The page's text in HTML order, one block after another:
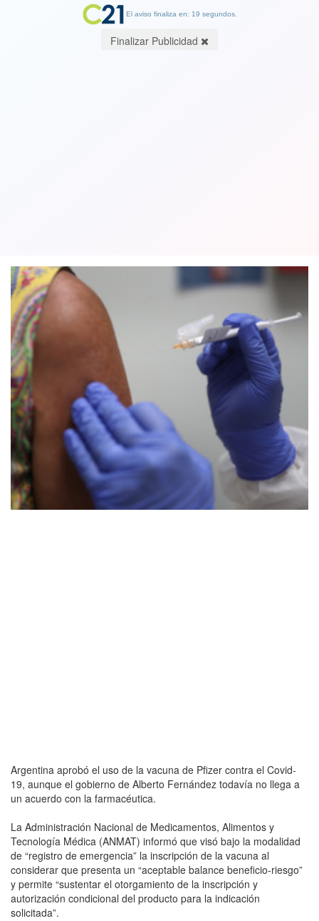
Argentina aprobó el uso de la vacuna de Pfizer contra el Covid-
19, aunque el gobierno de Alberto Fernández todavía no llega a
un acuerdo con la farmacéutica.
La Administración Nacional de Medicamentos, Alimentos y
Tecnología Médica (ANMAT) informó que visó bajo la modalidad
de “registro de emergencia” la inscripción de la vacuna al
considerar que presenta un “aceptable balance beneficio-riesgo”
y permite “sustentar el otorgamiento de la inscripción y
autorización condicional del producto para la indicación
solicitada”.
El aviso finaliza en: 19 segundos.
Finalizar Publicidad